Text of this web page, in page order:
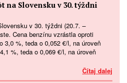
na Slovensku v 30. týždni
v 30. týždni (20.7. –
Cena benzínu vzrástla oproti
3,0 %, teda o 0,052 €/l, na úroveň
%, teda o 0,069 €/l, na úroveň
Čítaj dalej